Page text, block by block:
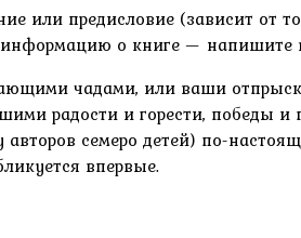
или предисловие (зависит от
о книге — напишите
чадами, или ваши
радости и горести, победы
семеро детей) по-
впервые.